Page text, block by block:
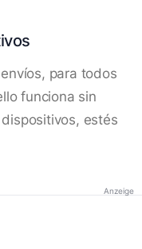
para todos
funciona sin
estés
Anzeige